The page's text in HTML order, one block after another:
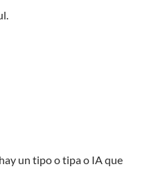
un tipo o tipa o IA que